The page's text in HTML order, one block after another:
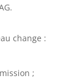
change :
;